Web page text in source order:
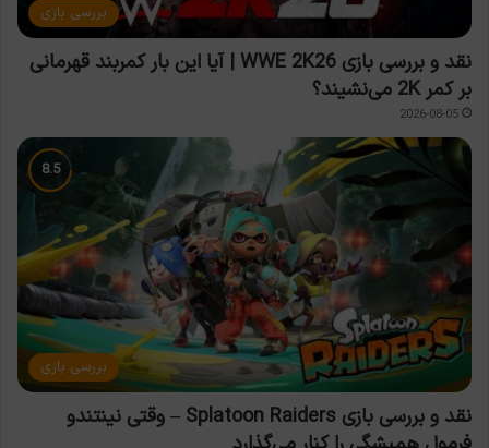
بررسی بازی
نقد و بررسی بازی WWE 2K26 | آیا این بار کمربند قهرمانی
بر کمر 2K می‌نشیند؟
2026-08-05
بررسی بازی
نقد و بررسی بازی Splatoon Raiders – وقتی نینتندو